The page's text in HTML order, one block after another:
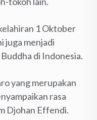
1 Oktober
juga menjadi
di Indonesia.
yang merupakan
rasa
Djohan Effendi.